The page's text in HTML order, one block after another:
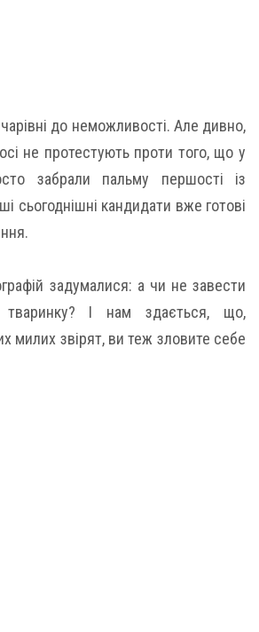
до неможливості. Але дивно,
не протестують проти того, що у
забрали пальму першості із
сьогоднішні кандидати вже готові
задумалися: а чи не завести
тваринку? І нам здається, що,
милих звірят, ви теж зловите себе